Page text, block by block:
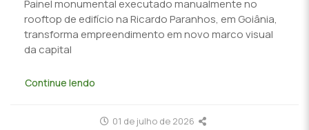
Painel monumental executado manualmente no
rooftop de edifício na Ricardo Paranhos, em Goiânia,
transforma empreendimento em novo marco visual
da capital
Continue lendo
01 de julho de 2026